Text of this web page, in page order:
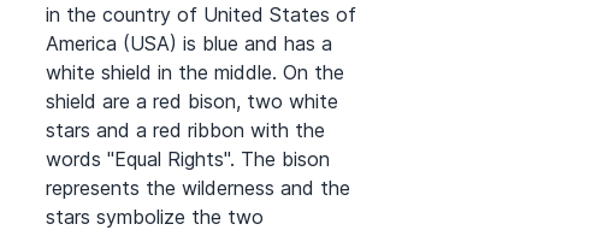
in the country of United States of
America (USA) is blue and has a
white shield in the middle. On the
shield are a red bison, two white
stars and a red ribbon with the
words "Equal Rights". The bison
represents the wilderness and the
stars symbolize the two